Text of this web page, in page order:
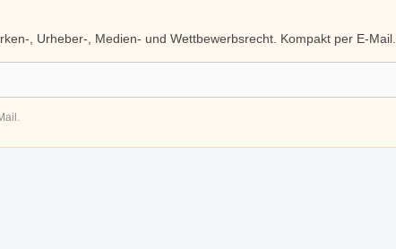
, Urheber-, Medien- und Wettbewerbsrecht. Kompakt per E-Mail.